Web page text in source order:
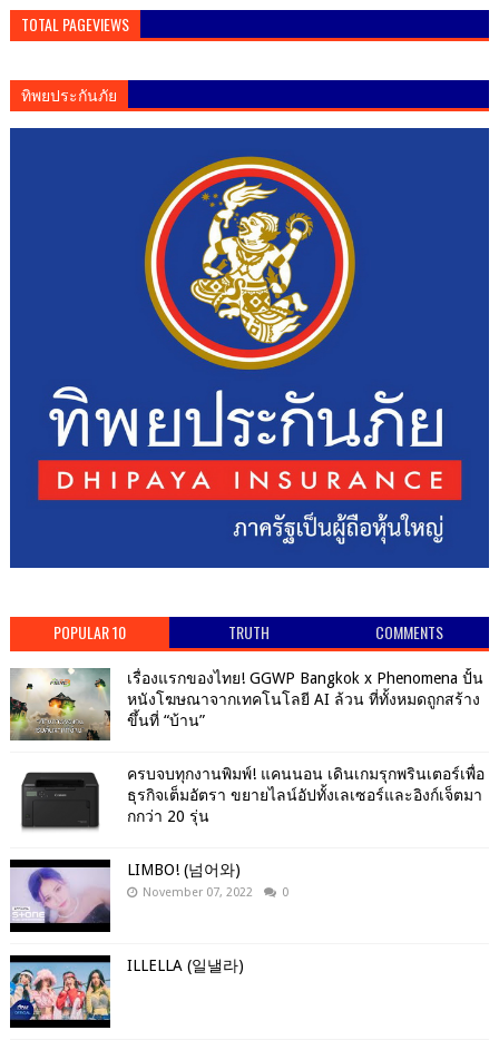
TOTAL PAGEVIEWS
ทิพยประกันภัย
POPULAR 10 TRUTH COMMENTS
เรื่องแรกของไทย! GGWP Bangkok x Phenomena ปั้น
หนังโฆษณาจากเทคโนโลยี AI ล้วน ที่ทั้งหมดถูกสร้าง
ขึ้นที่ “บ้าน”
ครบจบทุกงานพิมพ์! แคนนอน เดินเกมรุกพรินเตอร์เพื่อ
ธุรกิจเต็มอัตรา ขยายไลน์อัปทั้งเลเซอร์และอิงก์เจ็ตมา
กกว่า 20 รุ่น
LIMBO! (넘어와)
November 07, 2022 0
ILLELLA (일낼라)